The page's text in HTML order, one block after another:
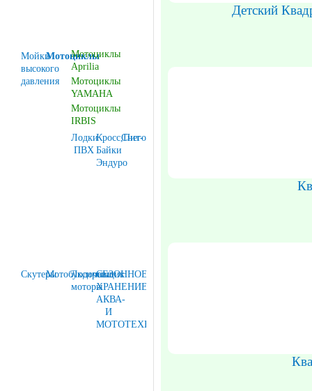
Мойки
высокого
давления
Мотоциклы
Мотоциклы
Aprilia
Мотоциклы
YAMAHA
Мотоциклы
IRBIS
Лодки
ПВХ
Кросс,Пит-
Байки
Эндуро
Снегоходы
СкутерыМотобуксировщик
Лодочные
моторы
СЕЗОННОЕ
ХРАНЕНИЕ
АКВА-
И
МОТОТЕХНИКИ
Детский